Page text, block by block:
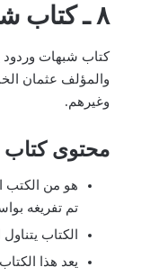
٨ ـ كتاب شبهات وردود
كتاب شبهات وردود
والمؤلف عثمان
وغيرهم.
محتوى كتاب
هو من الكتب
تم تفريغه
الكتاب
يعد هذا